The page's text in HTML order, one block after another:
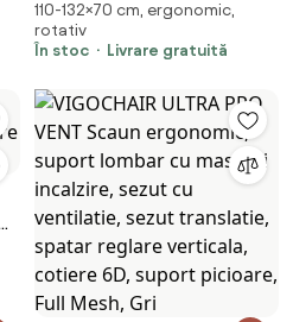
ergonomic, cotiere 6D ultra
moi, Suport Lombar 3 Zone
Dinamice, Spătar ajustabil pe
Tetiera 4D, mecanism
multifunctional
inclinare/blocare, pivotant,
Mesh, Gri
110-132×70 cm, ergonomic,
rotativ
În stoc
Livrare gratuită